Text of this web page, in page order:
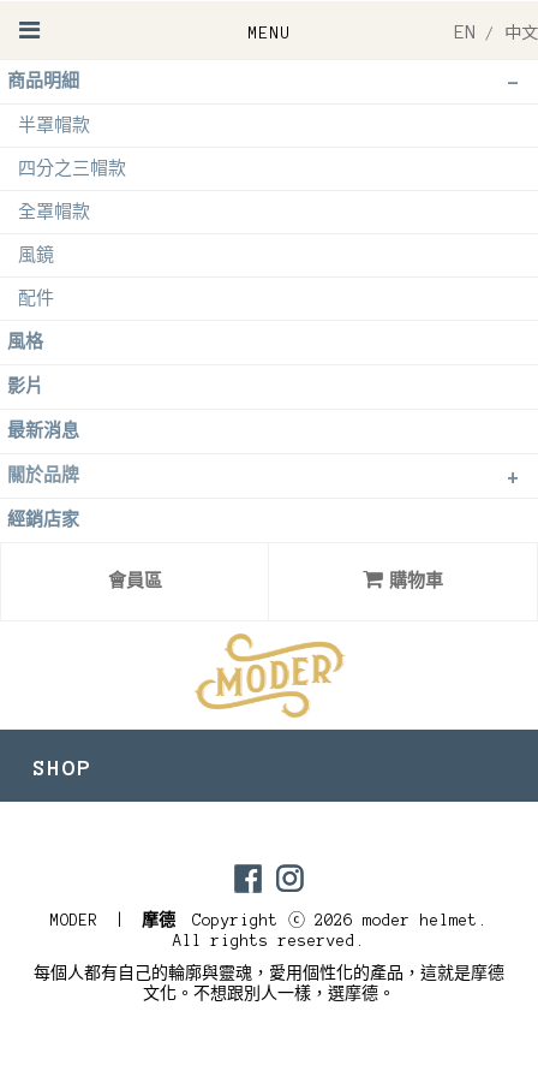
EN / 中文
商品明細
半罩帽款
四分之三帽款
全罩帽款
風鏡
配件
-
風格
影片
最新消息
關於品牌 +
經銷店家
會員區 購物車
SHOP
MODER | 摩德 Copyright ⓒ 2026 moder helmet.
All rights reserved.
每個人都有自己的輪廓與靈魂，愛用個性化的產品，這就是摩德
文化。不想跟別人一樣，選摩德。